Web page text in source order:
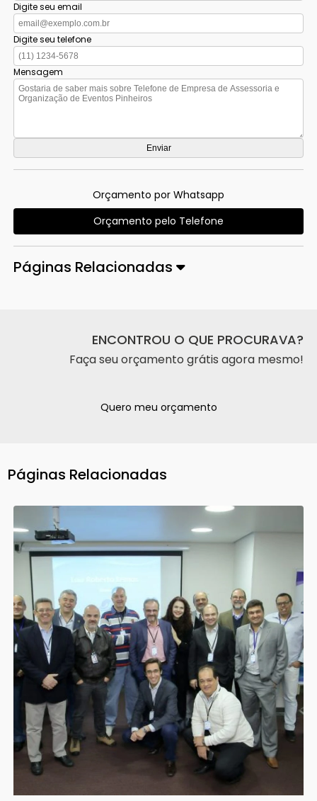
Digite seu email
Digite seu telefone
Mensagem
Orçamento por Whatsapp
Orçamento pelo Telefone
Páginas Relacionadas
ENCONTROU O QUE PROCURAVA?
Faça seu orçamento grátis agora mesmo!
Quero meu orçamento
Páginas Relacionadas